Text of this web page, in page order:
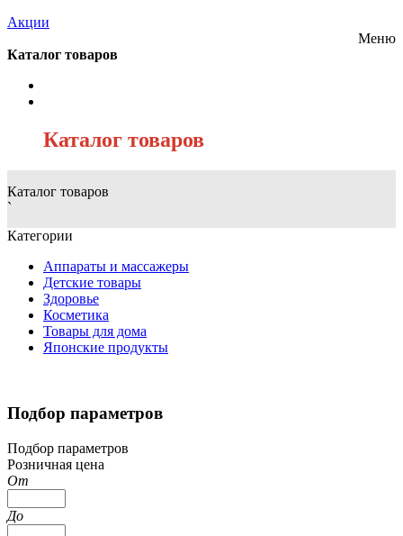
Акции
Меню
Каталог товаров
Каталог товаров
Каталог товаров
`
Категории
Аппараты и массажеры
Детские товары
Здоровье
Косметика
Товары для дома
Японские продукты
Подбор параметров
Подбор параметров
Розничная цена
От
До